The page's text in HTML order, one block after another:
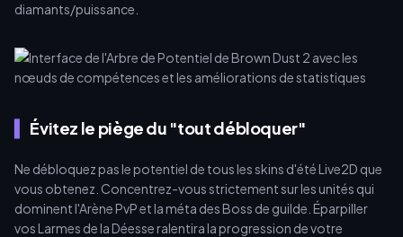
diamants/puissance.
Évitez le piège du "tout débloquer"
Ne débloquez pas le potentiel de tous les skins d'été Live2D que
vous obtenez. Concentrez-vous strictement sur les unités qui
dominent l'Arène PvP et la méta des Boss de guilde. Éparpiller
vos Larmes de la Déesse ralentira la progression de votre